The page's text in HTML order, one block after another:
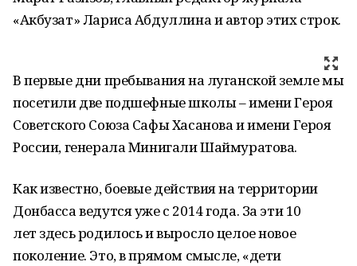
«Акбузат» Лариса Абдуллина и автор этих строк.
В первые дни пребывания на луганской земле мы
посетили две подшефные школы – имени Героя
Советского Союза Сафы Хасанова и имени Героя
России, генерала Минигали Шаймуратова.
Как известно, боевые действия на территории
Донбасса ведутся уже с 2014 года. За эти 10
лет здесь родилось и выросло целое новое
поколение. Это, в прямом смысле, «дети